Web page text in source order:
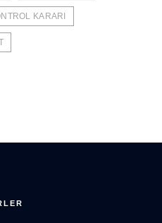
KARARI